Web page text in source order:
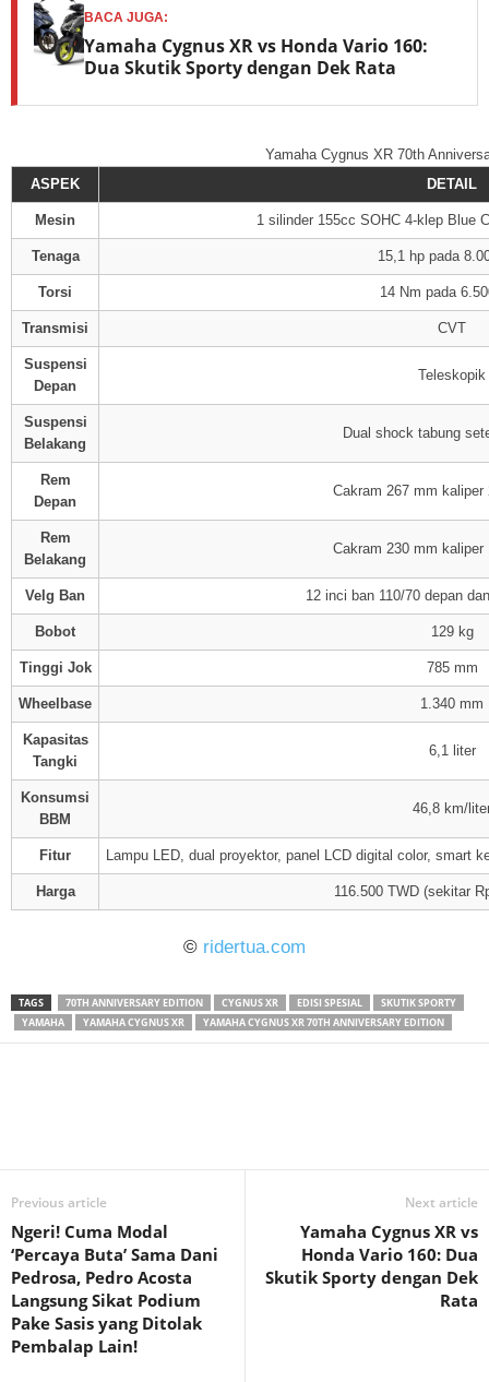
BACA JUGA:
Yamaha Cygnus XR vs Honda Vario 160:
Dua Skutik Sporty dengan Dek Rata
Yamaha Cygnus XR 70th
ASPEK
DETAIL
Mesin 1 silinder 155cc SOHC 4-klep Blue
Tenaga 15,1 hp pada
Torsi 14 Nm pada
Transmisi CVT
Suspensi
Depan
Teleskopik
Suspensi
Belakang
Dual shock tabung
Rem
Depan
Cakram 267 mm kaliper
Rem
Belakang
Cakram 230 mm kaliper
Velg Ban 12 inci ban 110/70 depan
Bobot 129 kg
Tinggi Jok 785 mm
Wheelbase 1.340 mm
Kapasitas
Tangki
6,1 liter
Konsumsi
BBM
46,8 km/
Fitur Lampu LED, dual proyektor, panel LCD digital color, smart
Harga 116.500 TWD (sekitar
© ridertua.com
TAGS 70TH ANNIVERSARY EDITION CYGNUS XR EDISI SPESIAL
SKUTIK SPORTY
YAMAHA
YAMAHA CYGNUS XR YAMAHA CYGNUS XR 70TH ANNIVERSARY EDITION
Previous article
Ngeri! Cuma Modal
‘Percaya Buta’ Sama Dani
Pedrosa, Pedro Acosta
Langsung Sikat Podium
Pake Sasis yang Ditolak
Pembalap Lain!
Next article
Yamaha Cygnus XR vs
Honda Vario 160: Dua
Skutik Sporty dengan Dek
Rata